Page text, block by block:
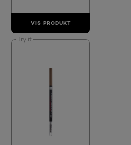
VIS PRODUKT
Try it